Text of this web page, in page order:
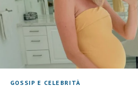
GOSSIP E CELEBRITÀ